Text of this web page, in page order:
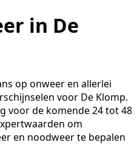
in De
op onweer en allerlei
voor De Klomp.
voor de komende 24 tot 48
om
en noodweer te bepalen